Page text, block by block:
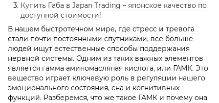
Купить Габа в Japan Trading – японское качество по
доступной стоимости!
В нашем быстротечном мире, где стресс и тревога
стали почти постоянными спутниками, все больше
людей ищут естественные способы поддержания
нервной системы. Одним из таких важных элементов
является гамма аминомасляная кислота, или ГАМК. Это
вещество играет ключевую роль в регуляции нашего
эмоционального состояния, сна и когнитивных
функций. Разберемся, что же такое ГАМК и почему она